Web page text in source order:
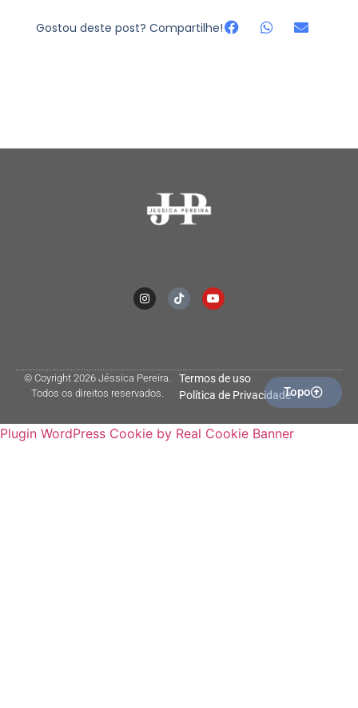
Gostou deste post? Compartilhe!
© Coyright 2026 Jéssica Pereira.
Todos os direitos reservados.
Termos de uso
Política de PrivacidadeTopo
Plugin WordPress Cookie by Real Cookie Banner